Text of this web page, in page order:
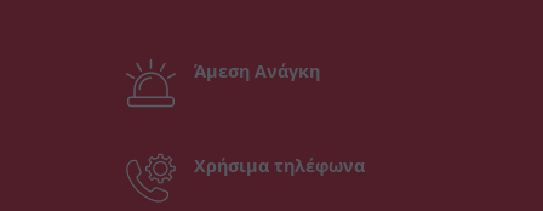
Άμεση Ανάγκη
Χρήσιμα τηλέφωνα